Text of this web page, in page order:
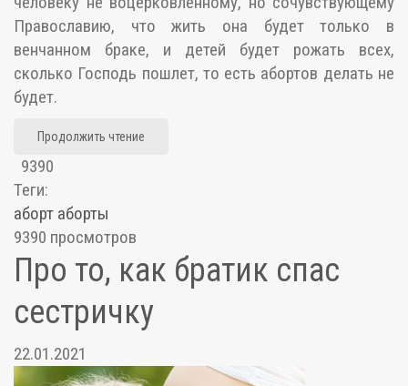
Православию, что жить она будет только в
венчанном браке, и детей будет рожать всех,
сколько Господь пошлет, то есть абортов делать не
будет.
Продолжить чтение
9390
Теги:
аборт аборты
9390 просмотров
Про то, как братик спас
сестричку
22.01.2021